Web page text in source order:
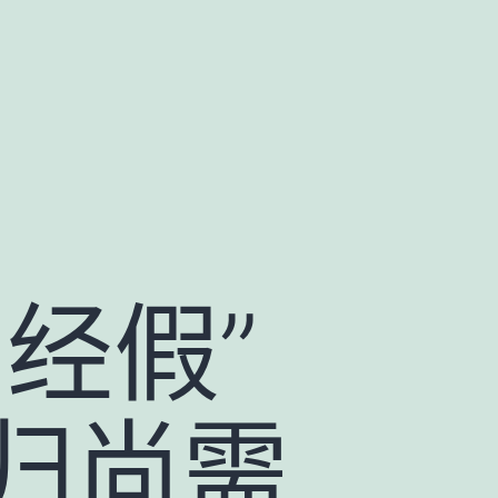
假”
尚需